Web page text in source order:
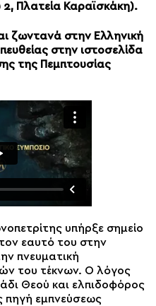
Πλατεία Καραϊσκάκη).
ζωντανά στην Ελληνική
στην ιστοσελίδα
της Πεμπτουσίας
υπήρξε σημείο
εαυτό του στην
πνευματική
του τέκνων. Ο λόγος
Θεού και ελπιδοφόρος
πηγή εμπνεύσεως